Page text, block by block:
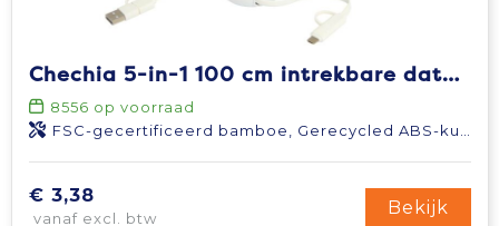
Chechia 5-in-1 100 cm intrekbare datasynchronisatie- en 45 W snellaadkabel van gerecycled plastic met bamboe details
8556 op voorraad
FSC-gecertificeerd bamboe, Gerecycled ABS-kunststof
€ 3,38
vanaf excl. btw
Bekijk